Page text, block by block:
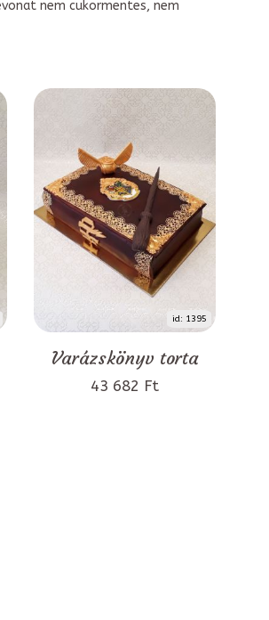
nem cukormentes, nem
id: 1395
Varázskönyv torta
43 682 Ft